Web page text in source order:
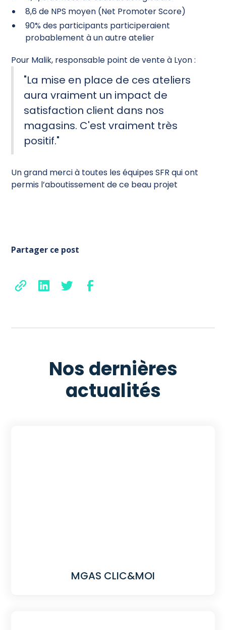
8,6 de NPS moyen (Net Promoter Score)
90% des participants participeraient
probablement à un autre atelier
Pour Malik, responsable point de vente à Lyon :
"La mise en place de ces ateliers
aura vraiment un impact de
satisfaction client dans nos
magasins. C'est vraiment très
positif."
Un grand merci à toutes les équipes SFR qui ont
permis l’aboutissement de ce beau projet
Partager ce post
Nos dernières
actualités
MGAS CLIC&MOI